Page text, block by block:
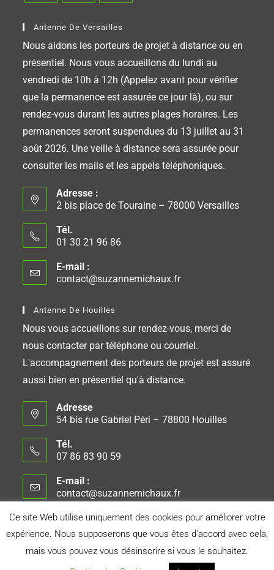
Antenne De Versailles
Nous aidons les porteurs de projet à distance ou en
présentiel. Nous vous accueillons du lundi au
vendredi de 10h à 12h (Appelez avant pour vérifier
que la permanence est assurée ce jour là), ou sur
rendez-vous durant les autres plages horaires. Les
permanences seront suspendues du 13 juillet au 31
août 2026. Une veille à distance sera assurée pour
consulter les mails et les appels téléphoniques.
Adresse :
2 bis place de Touraine – 78000 Versailles
Tél.
01 30 21 96 86
E-mail :
contact@suzannemichaux.fr
Antenne De Houilles
Nous vous accueillons sur rendez-vous, merci de
nous contacter par téléphone ou courriel.
L'accompagnement des porteurs de projet est assuré
aussi bien en présentiel qu'à distance.
Adresse
54 bis rue Gabriel Péri – 78800 Houilles
Tél.
07 86 83 90 59
E-mail :
contact@suzannemichaux.fr
Connexion Conseil d’Administration
Mentions Légales
Ce site Web utilise uniquement des cookies pour améliorer votre
expérience. Nous supposerons que vous êtes d'accord avec cela,
mais vous pouvez vous désinscrire si vous le souhaitez.